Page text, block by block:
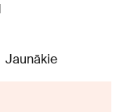
Jaunākie